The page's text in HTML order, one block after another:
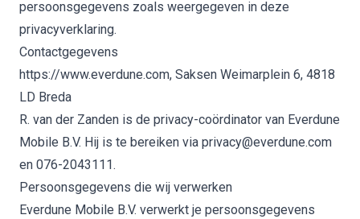
persoonsgegevens zoals weergegeven in deze
privacyverklaring.
Contactgegevens
https://www.everdune.com, Saksen Weimarplein 6, 4818
LD Breda
R. van der Zanden is de privacy-coördinator van Everdune
Mobile B.V. Hij is te bereiken via privacy@everdune.com
en 076-2043111.
Persoonsgegevens die wij verwerken
Everdune Mobile B.V. verwerkt je persoonsgegevens